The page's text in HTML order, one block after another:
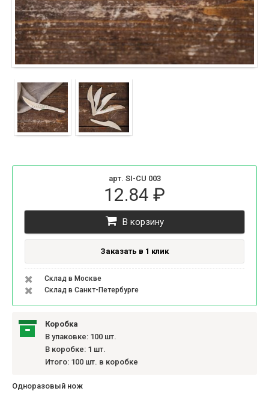
арт. SI-CU 003
12.84 ₽
В корзину
Заказать в 1 клик
Склад в Москве
Склад в Санкт-Петербурге
Коробка
В упаковке: 100 шт.
В коробке: 1 шт.
Итого: 100 шт. в коробке
Одноразовый нож